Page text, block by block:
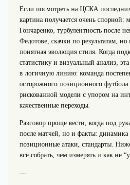
Если посмотреть на ЦСКА последних
картина получается очень спорной:
Гончаренко, турбулентность после
Федотове, скачки по результатам,
понятная эволюция стиля. Когда
статистику и визуальный анализ,
в логичную линию: команда
осторожного позиционного футбола
рискованной модели с упором на
качественные переходы.
Разговор проще вести, когда под
после матчей, но и факты: динамика
позиционные атаки, стандарты.
всё собрать, чем измерять и как не
---